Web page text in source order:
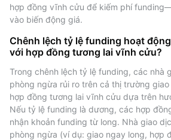
Tại sao lại có tỷ lệ funding?
trường hợp đồng tương lai vĩnh
futures truyền thống có ngày hết
lai vĩnh cửu có thể được nắm giữ
trì giá futures gần với giá giao
áp dụng cơ chế tỷ lệ funding:
- Khi tỷ lệ funding dương, các nhà
trả tiền cho bên short.
hợp đồng vĩnh cửu để kiếm phí
vào biến động giá.
Chênh lệch tỷ lệ funding hoạt
với hợp đồng tương lai vĩnh cửu?
Trong chênh lệch tỷ lệ funding, các nhà
phòng ngừa rủi ro trên cả thị trường
hợp đồng tương lai vĩnh cửu dựa trên
Nếu tỷ lệ funding là dương, các hợp
nhận khoản funding từ long. Nhà giao
phòng ngừa (ví dụ: giao ngay long, hợp